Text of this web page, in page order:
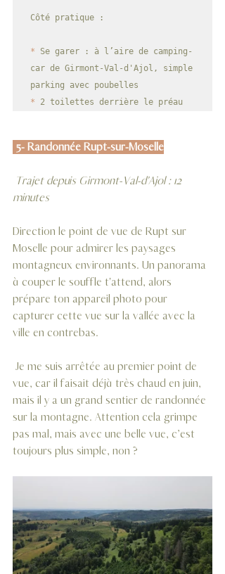
Côté pratique :
* Se garer : à l’aire de camping-
car de Girmont-Val-d'Ajol, simple
* 2 toilettes derrière le préau
5- Randonnée Rupt-sur-Moselle
minutes
Direction le point de vue de Rupt sur
Moselle pour admirer les paysages
montagneux environnants. Un panorama
à couper le souffle t'attend, alors
prépare ton appareil photo pour
capturer cette vue sur la vallée avec la
ville en contrebas.
vue, car il faisait déjà très chaud en juin,
mais il y a un grand sentier de randonnée
sur la montagne. Attention çela grimpe
pas mal, mais avec une belle vue, c’est
toujours plus simple, non ?